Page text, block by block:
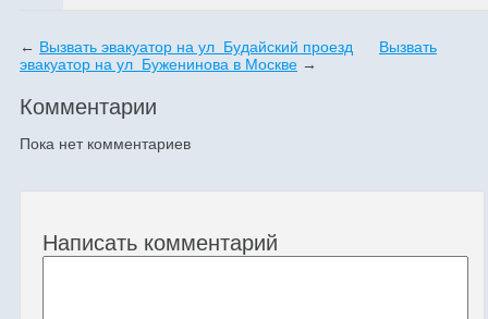
← Вызвать эвакуатор на ул Будайский проезд
Вызвать
эвакуатор на ул Буженинова в Москве →
Комментарии
Пока нет комментариев
Написать комментарий